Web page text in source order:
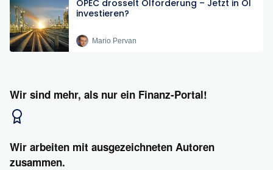
OPEC drosselt Ölförderung – Jetzt in Öl
investieren?
Mario Pervan
Wir sind mehr, als nur ein Finanz-Portal!
Wir arbeiten mit ausgezeichneten Autoren
zusammen.